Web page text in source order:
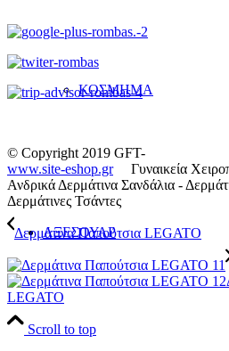
ΚΟΣΜΗΜΑ
ΑΞΕΣΟΥΑΡ
© Copyright 2019 GFT-
www.site-eshop.grΓυναικεία
Ανδρικά Δερμάτινα Σανδάλια -
Δερμάτινες Τσάντες
Δερμάτινα Παπούτσια LEGATO
LEGATO
Scroll to top